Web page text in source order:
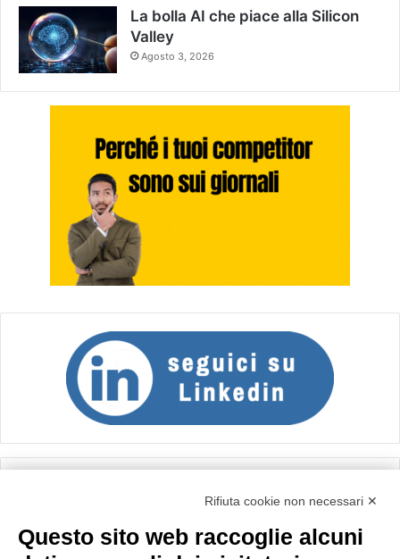
La bolla AI che piace alla Silicon
Valley
Agosto 3, 2026
Importo netto (€):
Rifiuta cookie non necessari ✕
Questo sito web raccoglie alcuni